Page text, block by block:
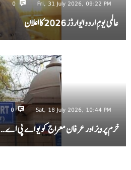
Fri, 31 July 2026, 09:22 PM
0
عالمی یومِ اردو ایوارڈز 2026 کا اعلان
Sat, 18 July 2026, 10:44 PM
0
خرم پرویز اور عرفان معراج کو یو اے پی اے…